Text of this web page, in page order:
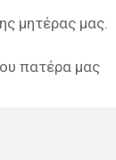
μητέρας μας.
πατέρα μας